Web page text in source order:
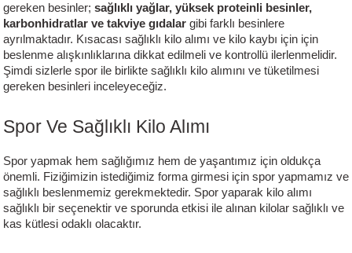
gereken besinler; sağlıklı yağlar, yüksek proteinli besinler,
karbonhidratlar ve takviye gıdalar gibi farklı besinlere
ayrılmaktadır. Kısacası sağlıklı kilo alımı ve kilo kaybı için için
beslenme alışkınlıklarına dikkat edilmeli ve kontrollü ilerlenmelidir.
Şimdi sizlerle spor ile birlikte sağlıklı kilo alımını ve tüketilmesi
gereken besinleri inceleyeceğiz.
Spor Ve Sağlıklı Kilo Alımı
Spor yapmak hem sağlığımız hem de yaşantımız için oldukça
önemli. Fiziğimizin istediğimiz forma girmesi için spor yapmamız ve
sağlıklı beslenmemiz gerekmektedir. Spor yaparak kilo alımı
sağlıklı bir seçenektir ve sporunda etkisi ile alınan kilolar sağlıklı ve
kas kütlesi odaklı olacaktır.